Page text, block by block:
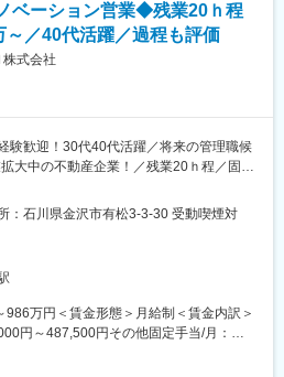
をし、情報収集
介部門からお客様紹介もあり◎ほかに
家族の家など、買取依頼の案件が多いで
タッフもいるため、連携しながら物件の
策定やKPIマネジメント、メンバーの採用
きます。
ベーション営業◆残業20ｈ程
～／40代活躍／過程も評価
式会社
験歓迎！30代40代活躍／将来の管理職候
大中の不動産企業！／残業20ｈ程／固定
買・買取再販・リフォームなど住まいに
提供する当社にて、リノベーション営業
：石川県金沢市有松3-3-30 受動喫煙対
986万円＜賃金形態＞月給制＜賃金内訳＞
円～487,500円その他固定手当/月：